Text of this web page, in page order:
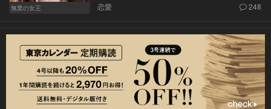
無業の女王
恋愛 248